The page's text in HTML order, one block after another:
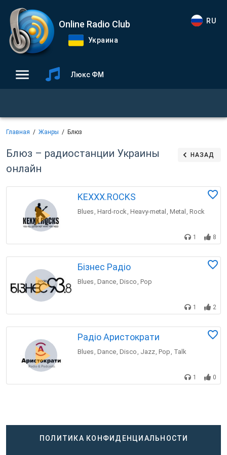
Online Radio Club
Украина
RU
Люкс ФМ
Главная Жанры Блюз
Блюз – радиостанции Украины
онлайн
НАЗАД
KEXXX.ROCKS
Blues , Hard-rock, Heavy-metal , Metal , Rock
1 8
Бізнес Радіо
Blues , Dance, Disco , Pop
1 2
Радіо Аристократи
Blues , Dance, Disco , Jazz, Pop , Talk
1 0
ПОЛИТИКА КОНФИДЕНЦИАЛЬНОСТИ